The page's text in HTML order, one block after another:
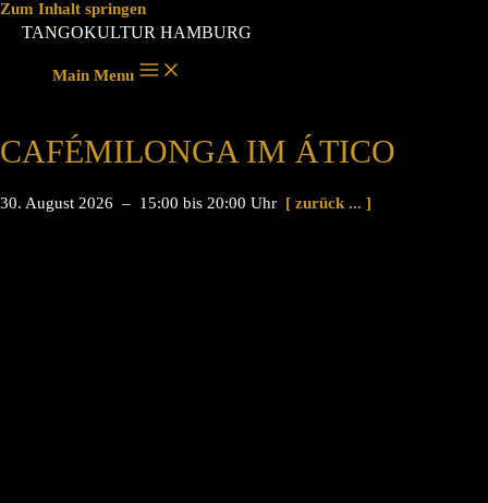
Zum Inhalt springen
TANGOKULTUR HAMBURG
Main Menu
CAFÉMILONGA IM ÁTICO
30. August 2026 – 15:00 bis 20:00 Uhr [ zurück ... ]